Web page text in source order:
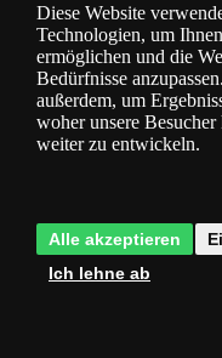
Die Leuchte ist aus
Metallsockel mit
Diese Website
Technologien, um
ermöglichen und die
Bedürfnisse
außerdem, um
woher unsere
weiter zu entwickeln.
Alle akzeptieren
Ich lehne ab